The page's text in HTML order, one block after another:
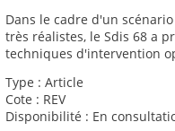
Dans le cadre d'un
très réalistes, le Sdis 68 a
techniques d'intervention
Type : Article
Cote : REV
Disponibilité : En